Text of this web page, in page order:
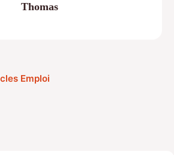
Thomas
Emploi